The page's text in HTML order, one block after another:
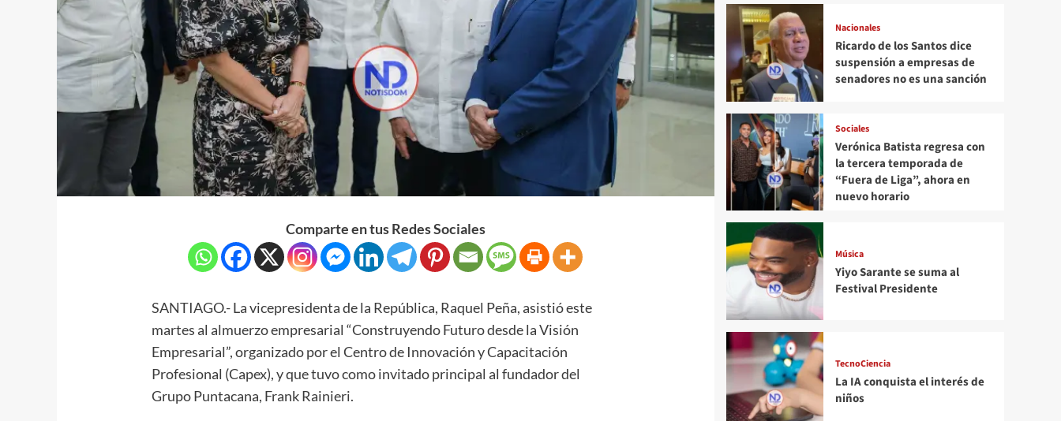
Comparte en tus Redes Sociales
SANTIAGO.- La vicepresidenta de la República, Raquel Peña, asistió este
martes al almuerzo empresarial “Construyendo Futuro desde la Visión
Empresarial”, organizado por el Centro de Innovación y Capacitación
Profesional (Capex), y que tuvo como invitado principal al fundador del
Grupo Puntacana, Frank Rainieri.
Nacionales
Ricardo de los Santos dice
suspensión a empresas de
senadores no es una sanción
Sociales
Verónica Batista regresa con
la tercera temporada de
“Fuera de Liga”, ahora en
nuevo horario
Música
Yiyo Sarante se suma al
Festival Presidente
TecnoCiencia
La IA conquista el interés de
niños